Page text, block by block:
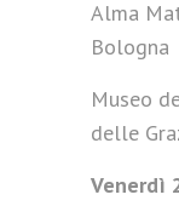
Alma
Bologna
Museo
delle
Venerdì